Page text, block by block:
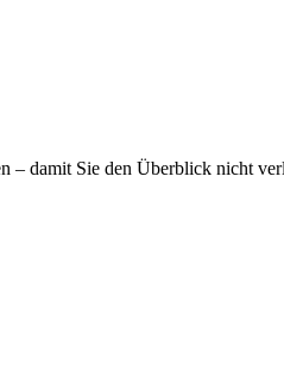
– damit Sie den Überblick nicht